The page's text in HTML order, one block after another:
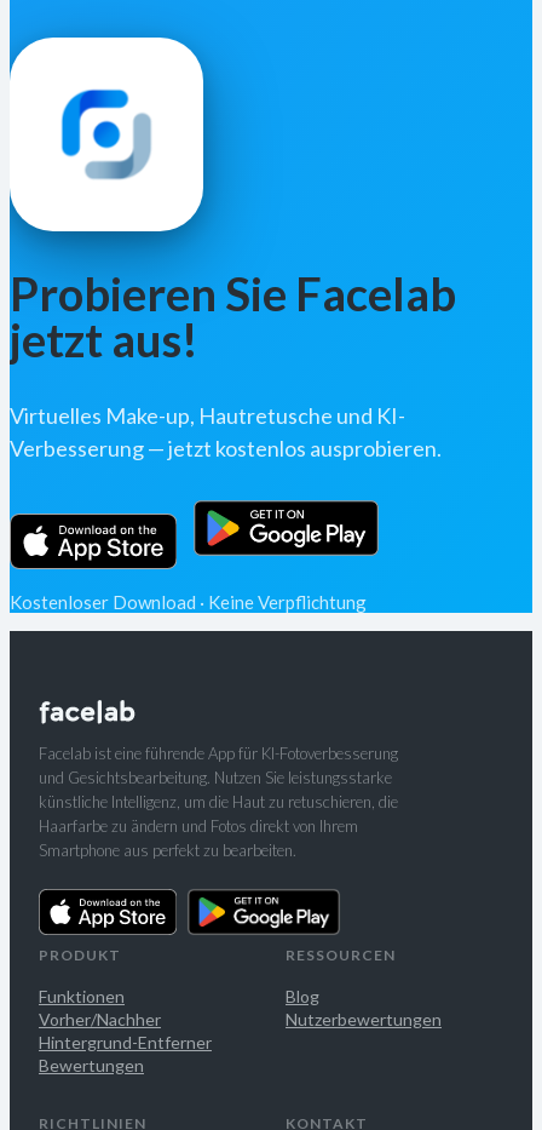
Probieren Sie Facelab
jetzt aus!
Virtuelles Make-up, Hautretusche und KI-
Verbesserung — jetzt kostenlos ausprobieren.
Kostenloser Download · Keine Verpflichtung
Facelab ist eine führende App für KI-Fotoverbesserung
und Gesichtsbearbeitung. Nutzen Sie leistungsstarke
künstliche Intelligenz, um die Haut zu retuschieren, die
Haarfarbe zu ändern und Fotos direkt von Ihrem
Smartphone aus perfekt zu bearbeiten.
PRODUKT
Funktionen
Vorher/Nachher
Hintergrund-Entferner
Bewertungen
RESSOURCEN
Blog
Nutzerbewertungen
RICHTLINIEN KONTAKT